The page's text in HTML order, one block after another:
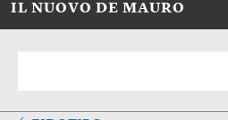
IL NUOVO DE MAURO